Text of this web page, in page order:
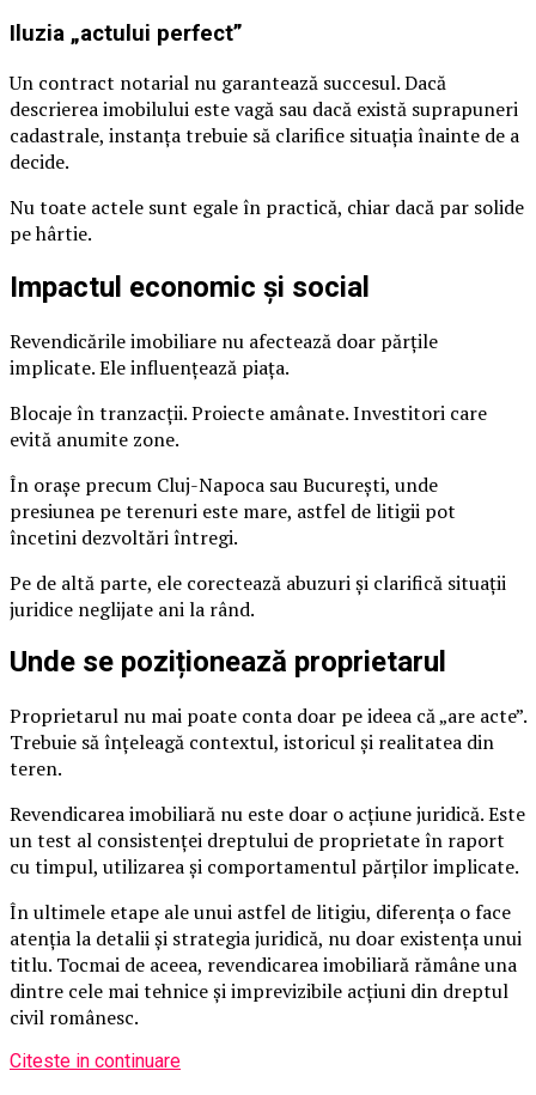
Iluzia „actului perfect”
Un contract notarial nu garantează succesul. Dacă
descrierea imobilului este vagă sau dacă există suprapuneri
cadastrale, instanța trebuie să clarifice situația înainte de a
decide.
Nu toate actele sunt egale în practică, chiar dacă par solide
pe hârtie.
Impactul economic și social
Revendicările imobiliare nu afectează doar părțile
implicate. Ele influențează piața.
Blocaje în tranzacții. Proiecte amânate. Investitori care
evită anumite zone.
În orașe precum Cluj-Napoca sau București, unde
presiunea pe terenuri este mare, astfel de litigii pot
încetini dezvoltări întregi.
Pe de altă parte, ele corectează abuzuri și clarifică situații
juridice neglijate ani la rând.
Unde se poziționează proprietarul
Proprietarul nu mai poate conta doar pe ideea că „are acte”.
Trebuie să înțeleagă contextul, istoricul și realitatea din
teren.
Revendicarea imobiliară nu este doar o acțiune juridică. Este
un test al consistenței dreptului de proprietate în raport
cu timpul, utilizarea și comportamentul părților implicate.
În ultimele etape ale unui astfel de litigiu, diferența o face
atenția la detalii și strategia juridică, nu doar existența unui
titlu. Tocmai de aceea, revendicarea imobiliară rămâne una
dintre cele mai tehnice și imprevizibile acțiuni din dreptul
civil românesc.
Citeste in continuare